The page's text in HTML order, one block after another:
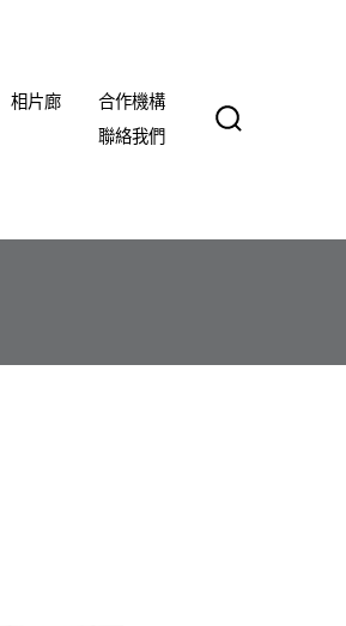
相片廊
合作機構
聯絡我們